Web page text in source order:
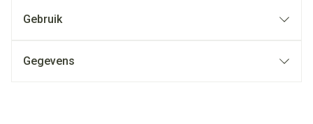
Gebruik
Gegevens